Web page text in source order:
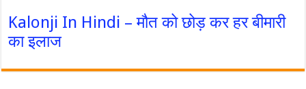
Kalonji In Hindi – मौत को छोड़ कर हर बीमारी
का इलाज